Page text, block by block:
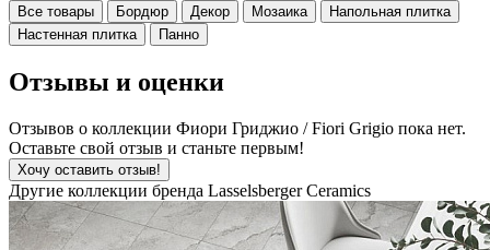
Все товары Бордюр Декор Мозаика
Напольная плитка
Настенная плитка
Панно
Отзывы и оценки
Отзывов о коллекции Фиори Гриджио / Fiori Grigio пока нет.
Оставьте свой отзыв и станьте первым!
Хочу оставить отзыв!
Другие коллекции бренда Lasselsberger Ceramics